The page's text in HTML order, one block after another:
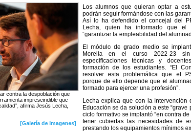
contra la despoblación que
imprescindible que
afirma Jesús Lecha,
[Galería de Imagenes]
Los alumnos que quieran optar a
podrán seguir formándose con las
Así lo ha defendido el concejal del
Lecha, quien ha informado que el
“garantizar la empleabilidad del
El módulo de grado medio se
Morella en el curso 2022-23
especificaciones técnicas y
formación de los estudiantes. “El
resolver esta problemática que el
porque de ello depende que el
formado para ejercer una profesión”.
Lecha explica que con la intervención
Educación se da solución a este “grave
ciclo formativo se implantó “en contra
tener cubiertas las necesidades de
prestando los equipamientos mínimos